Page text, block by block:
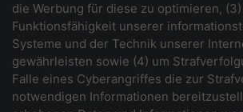
die Werbung für diese zu optimieren,
Funktionsfähigkeit unserer
Systeme und der Technik unserer
gewährleisten sowie (4) um
Falle eines Cyberangriffes die zur
notwendigen Informationen